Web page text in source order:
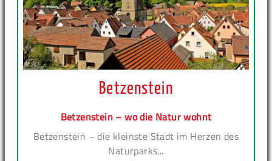
Betzenstein
Betzenstein – wo die Natur wohnt
Betzenstein – die kleinste Stadt im Herzen des
Naturparks...